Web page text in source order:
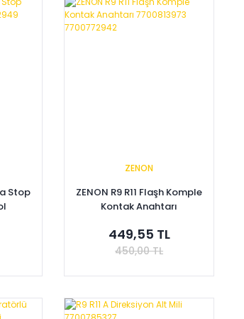
Sepete Ekle
Stop
ZENON
ZENON R9 R11 Flaşh Komple
Kontak Anahtarı
449,55 TL
450,00 TL
Sepete Ekle